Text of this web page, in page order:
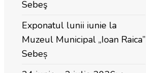
Sebeş
Exponatul lunii iunie la
Muzeul Municipal „Ioan Raica”
Sebeș